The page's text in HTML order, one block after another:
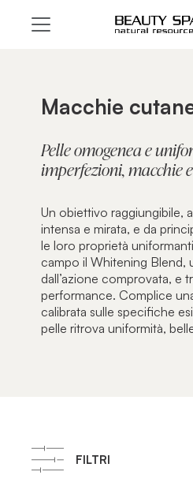
Macchie
Pelle omogenea e
imperfezioni, macchie
Un obiettivo raggiungibile,
intensa e mirata, e da
le loro proprietà
campo il Whitening Blend,
dall’azione comprovata, e
performance. Complice
calibrata sulle specifiche
pelle ritrova uniformità,
FILTRI